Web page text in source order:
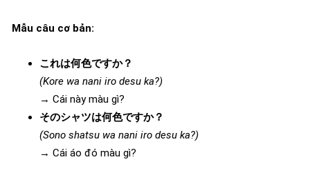
Mẫu câu cơ bản:
これは何色ですか？
(Kore wa nani iro desu ka?)
→ Cái này màu gì?
そのシャツは何色ですか？
(Sono shatsu wa nani iro desu ka?)
→ Cái áo đó màu gì?